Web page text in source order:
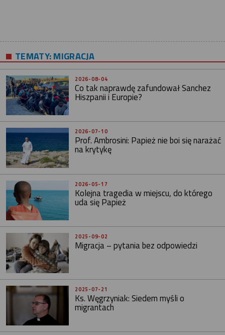
TEMATY:MIGRACJA
2026-08-04
Co tak naprawdę zafundował Sanchez
Hiszpanii i Europie?
2026-07-10
Prof. Ambrosini: Papież nie boi się narażać
na krytykę
2026-05-17
Kolejna tragedia w miejscu, do którego
uda się Papież
2025-09-02
Migracja – pytania bez odpowiedzi
2025-07-21
Ks. Węgrzyniak: Siedem myśli o
migrantach